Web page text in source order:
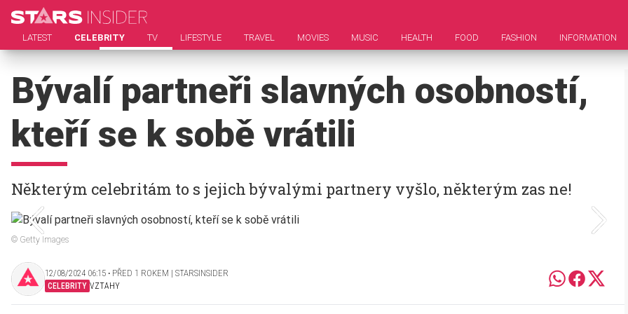
LATEST CELEBRITY TV LIFESTYLE TRAVEL MOVIES MUSIC HEALTH FOOD FASHION INFORMATION
Bývalí partneři slavných osobností,
kteří se k sobě vrátili
Některým celebritám to s jejich bývalými partnery vyšlo, některým zas ne!
© Getty Images
12/08/2024 06:15 ‧ PŘED 1 ROKEM | STARSINSIDER
CELEBRITY VZTAHY